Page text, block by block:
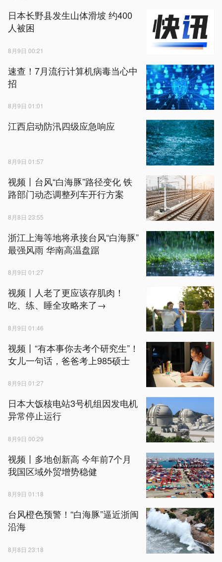
日本长野县发生山体滑坡 约400
人被困
8月9日 00:21
速查！7月流行计算机病毒当心中
招
8月9日 01:01
江西启动防汛四级应急响应
8月9日 01:57
视频丨台风“白海豚”路径变化 铁
路部门动态调整列车开行方案
8月8日 23:55
浙江上海等地将承接台风“白海豚”
最强风雨 华南高温盘踞
8月9日 01:27
视频丨人老了更应该存肌肉！
吃、练、睡全攻略来了→
8月9日 01:46
视频丨“有本事你去考个研究生”！
女儿一句话，爸爸考上985硕士
8月9日 01:27
日本大饭核电站3号机组因发电机
异常停止运行
8月9日 00:29
视频丨多地创新高 今年前7个月
我国区域外贸增势稳健
8月9日 01:18
台风橙色预警！“白海豚”逼近浙闽
沿海
8月8日 23:18